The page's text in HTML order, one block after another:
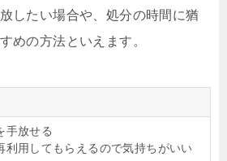
したい場合や、処分の時間に猶
めの方法といえます。
手放せる
利用してもらえるので気持ちがいい